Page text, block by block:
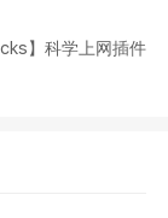
】科学上网插件